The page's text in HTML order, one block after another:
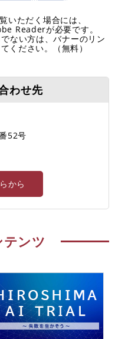
いただく場合には、
Readerが必要です。
ない方は、バナーのリン
ください。（無料）
わせ先
52号
から
ンツ